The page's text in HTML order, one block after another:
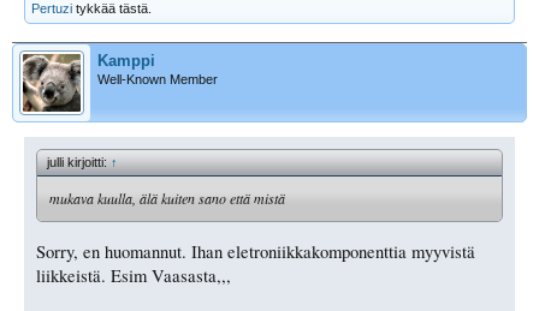
Pertuzi tykkää tästä.
Kamppi
Well-Known Member
julli kirjoitti: ↑
mukava kuulla, älä kuiten sano että mistä
Sorry, en huomannut. Ihan eletroniikkakomponenttia myyvistä
liikkeistä. Esim Vaasasta,,,